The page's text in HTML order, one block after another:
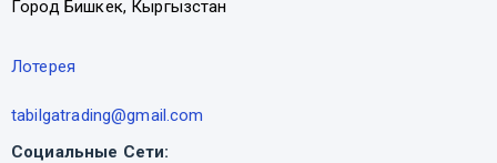
Город Бишкек, Кыргызстан
Лотерея
tabilgatrading@gmail.com
Социальные Сети: